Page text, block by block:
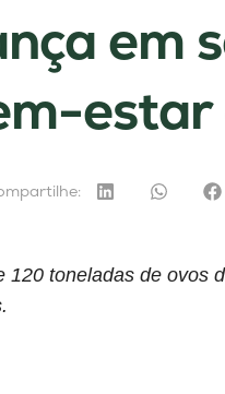
em
toneladas de ovos